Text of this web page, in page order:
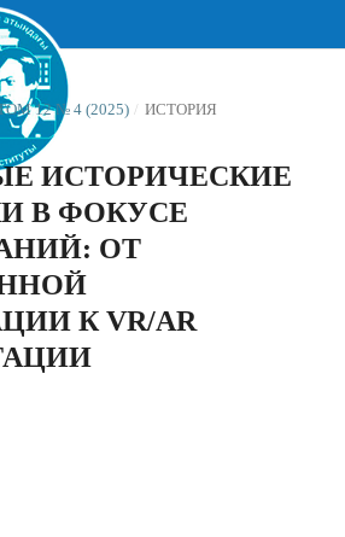
12 № 4 (2025) / ИСТОРИЯ
ИСТОРИЧЕСКИЕ
В ФОКУСЕ
ОТ
К VR/AR